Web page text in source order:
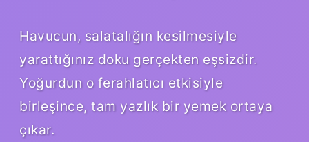
Havucun, salatalığın kesilmesiyle
yarattığınız doku gerçekten eşsizdir.
Yoğurdun o ferahlatıcı etkisiyle
birleşince, tam yazlık bir yemek ortaya
çıkar.